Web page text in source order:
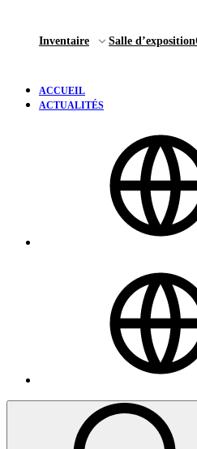
Inventaire Salle d’exposition
ACCUEIL
ACTUALITÉS